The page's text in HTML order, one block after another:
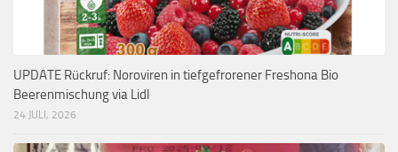
UPDATE Rückruf: Noroviren in tiefgefrorener Freshona Bio
Beerenmischung via Lidl
24 JULI, 2026